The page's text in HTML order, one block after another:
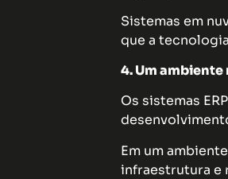
Sistemas em
que a
4. Um ambiente
Os sistemas
Em um
infraestrutura e